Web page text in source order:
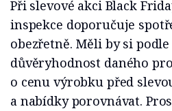
Při slevové akci Black
inspekce doporučuje
obezřetně. Měli by si
důvěryhodnost daného
o cenu výrobku před
a nabídky porovnávat.